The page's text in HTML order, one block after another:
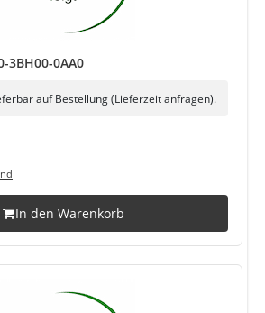
3BH00-0AA0
auf Bestellung (Lieferzeit anfragen).
In den Warenkorb